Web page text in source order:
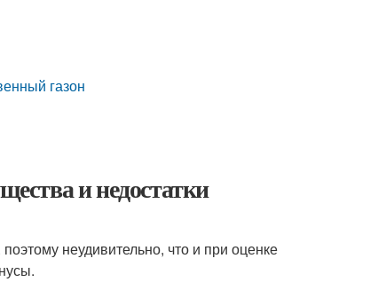
газон
и недостатки
неудивительно, что и при оценке